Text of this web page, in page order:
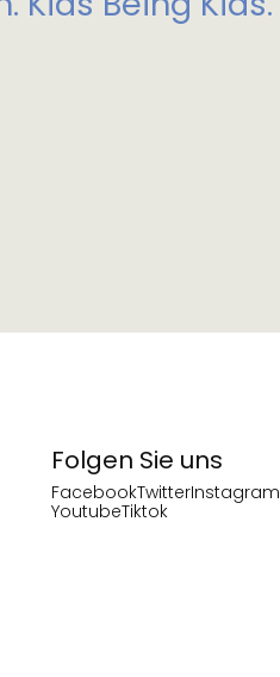
Folgen Sie uns
FacebookTwitterInstagram
YoutubeTiktok